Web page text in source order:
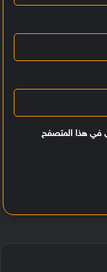
في هذا المتصفح